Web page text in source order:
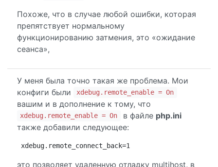
Похоже, что в случае любой ошибки, которая
препятствует нормальному
функционированию затмения, это «ожидание
сеанса»,
У меня была точно такая же проблема. Мои
конфиги были
xdebug.remote_enable = On
вашим и в дополнение к тому, что
xdebug.remote_enable = On в файле php.ini
также добавили следующее:
xdebug.remote_connect_back=1
это позволяет удаленную отладку multihost, в